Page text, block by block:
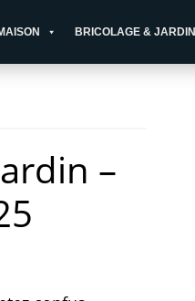
BRICOLAGE & JARDIN
–